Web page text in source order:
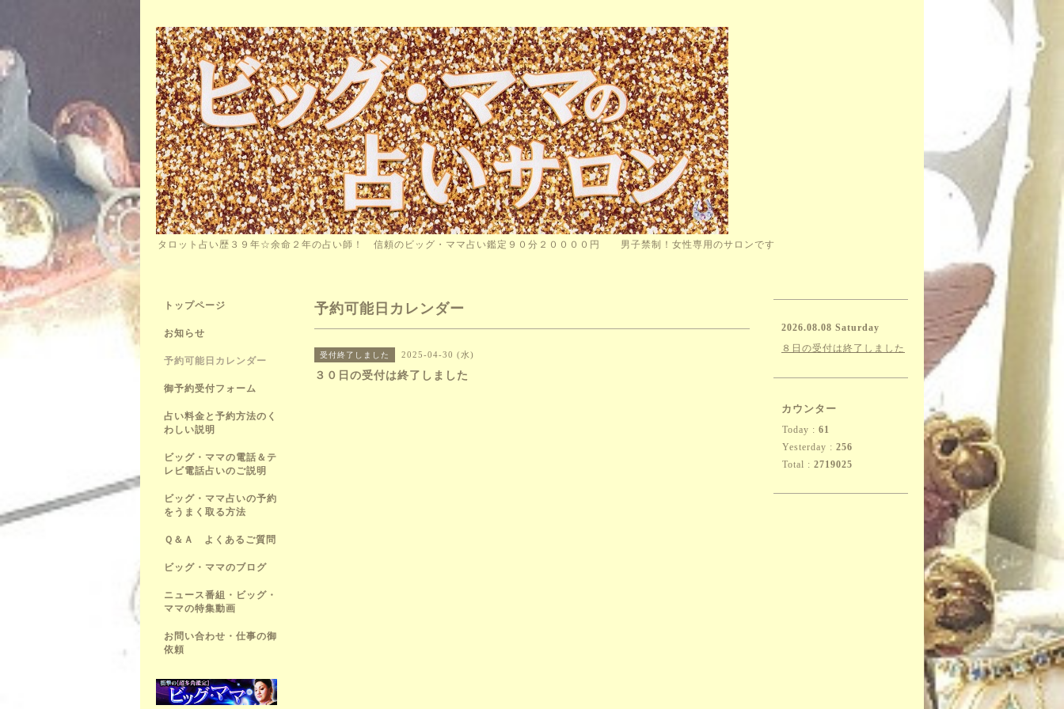
タロット占い歴３９年☆余命２年の占い師！ 信頼のビッグ・ママ占い鑑定９０分２００００円 男子禁制！女性専用のサロンです
予約可能日カレンダー
受付終了しました 2025-04-30 (水)
３０日の受付は終了しました
トップページ
お知らせ
予約可能日カレンダー
御予約受付フォーム
占い料金と予約方法のく
わしい説明
ビッグ・ママの電話＆テ
レビ電話占いのご説明
ビッグ・ママ占いの予約
をうまく取る方法
Ｑ＆Ａ よくあるご質問
ビッグ・ママのブログ
ニュース番組・ビッグ・
ママの特集動画
お問い合わせ・仕事の御
依頼
2026.08.08 Saturday
８日の受付は終了しました
カウンター
Today : 61
Yesterday : 256
Total : 2719025